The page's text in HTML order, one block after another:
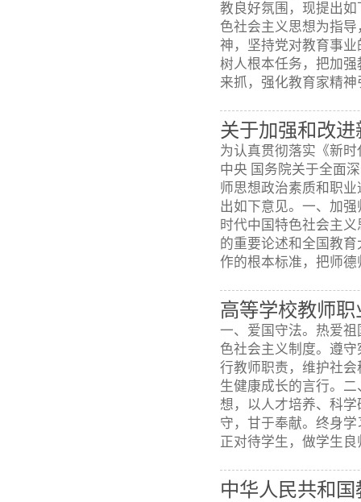
教良好氛围，现提出
色社会主义思想为指
神，坚持党对教育事
树人根本任务，把加
来抓，强化教育家精神
关于加强和改
为认真贯彻落实《新
中央 国务院关于全面
师思想政治素质和职
出如下意见。一、加
时代中国特色社会主
的重要论述和全国教
作的根本标准，把师
高等学校教师
一、爱国守法。热爱
色社会主义制度。遵
行教师职责，维护社
生健康成长的言行。
想，以人才培养、科
守，甘于奉献。终身
正对待学生，做学生良
中华人民共和国